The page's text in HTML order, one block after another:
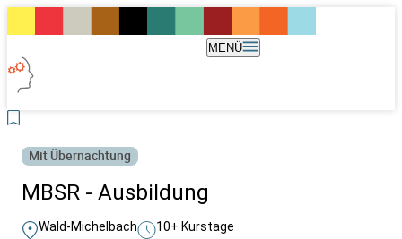
MENÜ
Mit Übernachtung
MBSR - Ausbildung
Wald-Michelbach 10+ Kurstage